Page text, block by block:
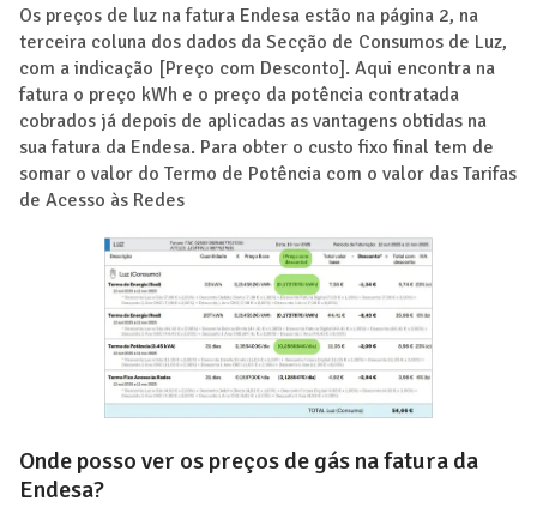
Os preços de luz na fatura Endesa estão na página 2, na
terceira coluna dos dados da Secção de Consumos de Luz,
com a indicação [Preço com Desconto]. Aqui encontra na
fatura o preço kWh e o preço da potência contratada
cobrados já depois de aplicadas as vantagens obtidas na
sua fatura da Endesa. Para obter o custo fixo final tem de
somar o valor do Termo de Potência com o valor das Tarifas
de Acesso às Redes
Onde posso ver os preços de gás na fatura da
Endesa?